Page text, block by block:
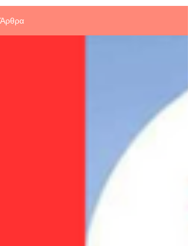
Άρθρα